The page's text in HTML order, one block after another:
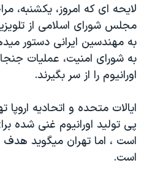
حقوق شهروندی
علم و فناوری
اسرائیل در جنگ
آرشیو پخش زنده
انتخابات ریاست جمهوری آمریکا ۲۰۲۴
حمله جمهوری اسلامی به اسرائیل
رمز مهسا
ورزش زنان در ایران
اعتراضات زن، زندگی، آزادی
مجموعه مستندهای دادخواهی
تریبونال مردمی آبان ۹۸
زبانهای مختلف
لایحه ای که امروز، يکشنبه،
مجلس شورای اسلامی از
به مهندسین ایرانی دستور
به شورای امنیت، عملیات
اورانیوم را از سر بگیرند.
ایالات متحده و اتحادیه اروپا
پی تولید اورانیوم غنی شده
است ، اما تهران میگوید هدف
است.